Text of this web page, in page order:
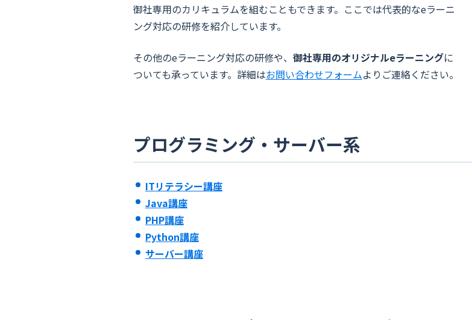
御社専用のカリキュラムを組むこともできます。ここでは代表的なeラーニ
ング対応の研修を紹介しています。
その他のeラーニング対応の研修や、 御社専用のオリジナルeラーニングに
ついても承っています。詳細はお問い合わせフォームよりご連絡ください。
プログラミング・サーバー系
ITリテラシー講座
Java講座
PHP講座
Python講座
サーバー講座